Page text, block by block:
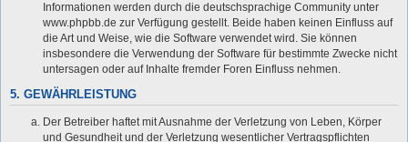
Informationen werden durch die deutschsprachige Community unter
www.phpbb.de zur Verfügung gestellt. Beide haben keinen Einfluss auf
die Art und Weise, wie die Software verwendet wird. Sie können
insbesondere die Verwendung der Software für bestimmte Zwecke nicht
untersagen oder auf Inhalte fremder Foren Einfluss nehmen.
5. GEWÄHRLEISTUNG
Der Betreiber haftet mit Ausnahme der Verletzung von Leben, Körper
und Gesundheit und der Verletzung wesentlicher Vertragspflichten